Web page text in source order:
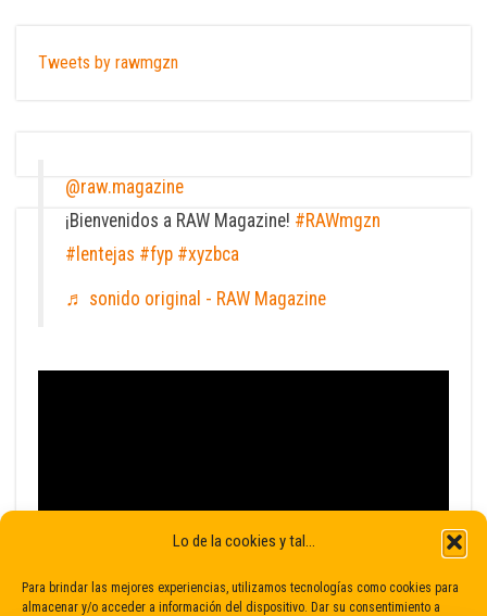
Lo de la cookies y tal...
Para brindar las mejores experiencias, utilizamos tecnologías como cookies para
almacenar y/o acceder a información del dispositivo. Dar su consentimiento a
Tweets by rawmgzn
@raw.magazine
¡Bienvenidos a RAW Magazine! #RAWmgzn
#lentejas #fyp #xyzbca
♬ sonido original - RAW Magazine